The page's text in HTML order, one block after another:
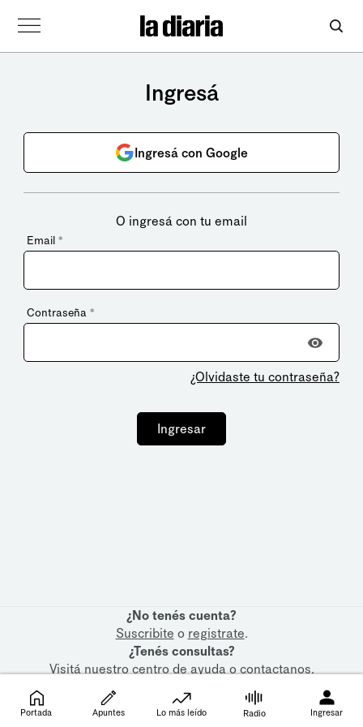
Ingresá
Ingresá con Google
O ingresá con tu email
Email *
Contraseña *
¿Olvidaste tu contraseña?
Ingresar
¿No tenés cuenta?
Suscribite o registrate.
¿Tenés consultas?
Visitá nuestrocentro de ayudaocontactanos.
Portada Apuntes Lo más leído Radio Ingresar